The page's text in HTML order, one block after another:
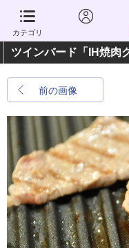
カテゴリ
ツインバード「IH焼肉
前の画像